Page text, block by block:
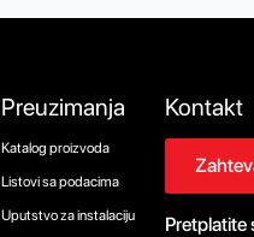
Preuzimanja
Katalog proizvoda
Listovi sa podacima
Uputstvo za instalaciju
Kontakt
Pretplatite